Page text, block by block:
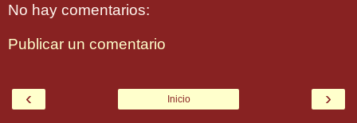
No hay comentarios:
Publicar un comentario
‹ ›
Inicio